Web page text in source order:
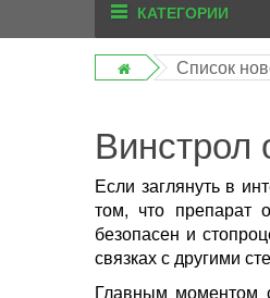
КАТЕГОРИИ
Список
Винстрол
Если заглянуть в
том, что препарат
безопасен и
связках с другими
Главным моментом